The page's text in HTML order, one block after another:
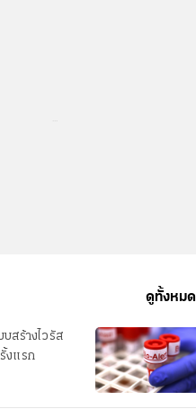
ดูทั้งหมด
สร้างไวรัส
งแรก